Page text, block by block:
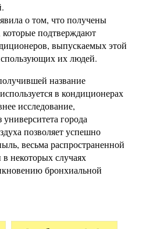
о том, что получены
которые подтверждают
выпускаемых этой
их людей.
название
в кондиционерах
исследование,
города
позволяет успешно
весьма распространенной
некоторых случаях
бронхиальной